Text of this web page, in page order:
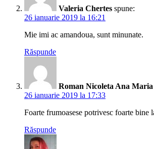
Valeria Chertes spune:
26 ianuarie 2019 la 16:21
Mie imi ac amandoua, sunt minunate.
Răspunde
Roman Nicoleta Ana Maria
26 ianuarie 2019 la 17:33
Foarte frumoasese potrivesc foarte bine
Răspunde